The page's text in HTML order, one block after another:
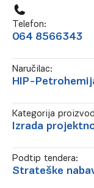
Telefon:
064 8566343
Naručilac:
HIP-
Kategorija
Izrada
Podtip tendera:
Strateške